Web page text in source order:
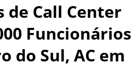
de Call Center
Funcionários
do Sul, AC em